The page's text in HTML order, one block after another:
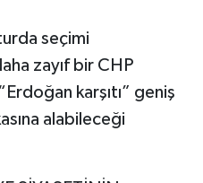
seçimi
zayıf bir CHP
karşıtı” geniş
alabileceği